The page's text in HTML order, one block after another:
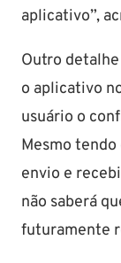
aplicativo”,
Outro
o aplicativo
usuário o
Mesmo
envio e
não saberá
futuramente